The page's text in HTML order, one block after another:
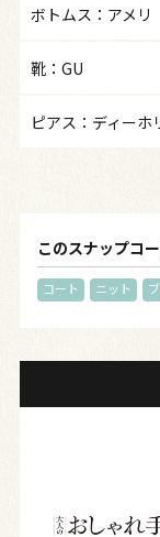
ボトムス：アメリ
靴：GU
ピアス：ディーホ
このスナップコ
コート ニット